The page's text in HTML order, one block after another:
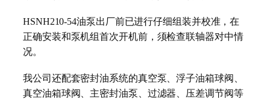
HSNH210-54油泵出厂前已进行仔细组装并校准，在
正确安装和泵机组首次开机前，须检查联轴器对中情
况。
我公司还配套密封油系统的真空泵、浮子油箱球阀、
真空油箱球阀、主密封油泵、过滤器、压差调节阀等